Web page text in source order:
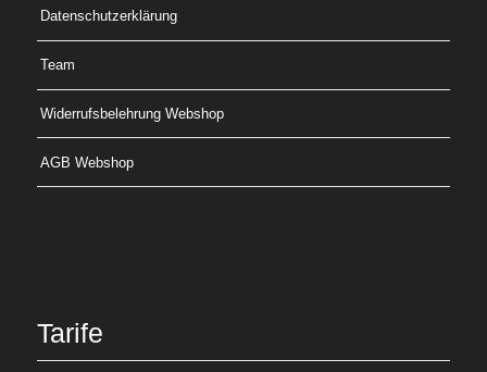
Datenschutzerklärung
Team
Widerrufsbelehrung Webshop
AGB Webshop
Tarife